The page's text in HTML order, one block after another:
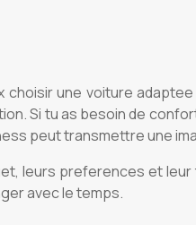
une voiture
Si tu as besoin de
peut transmettre une
leurs preferences et
avec le temps.